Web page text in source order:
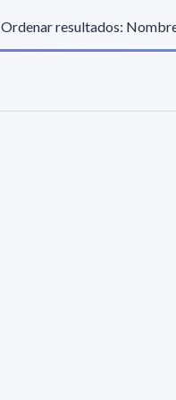
Ordenar resultados: